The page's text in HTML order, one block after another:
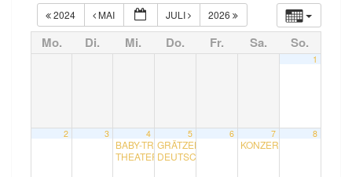
2024 MAI JULI 2026
Mo. Di. Mi. Do. Fr. Sa. So.
1
2 3 4
BABY-TREFF mit Sarah
THEATER PLAYBACKEREI „Geschichten vom
5
GRÄTZELTRATSCH im Vereinslokal mit
DEUTSCH-CAFE mit Adrian
6 7
KONZERT mit HYKO
8